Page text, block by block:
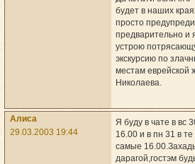
будет в наших
просто
предварительно и
устрою
экскурсию по
местам еврейской
Николаева.
Алиса
29.03.2003 19:44
Я буду в чате в вс
16.00 и в пн 31 в
самые
дарагой,гостэм